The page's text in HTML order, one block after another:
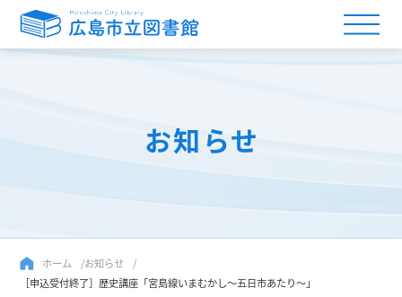
お知らせ
ホーム
お知らせ
［申込受付終了］歴史講座「宮島線いまむかし～五日市あたり～」